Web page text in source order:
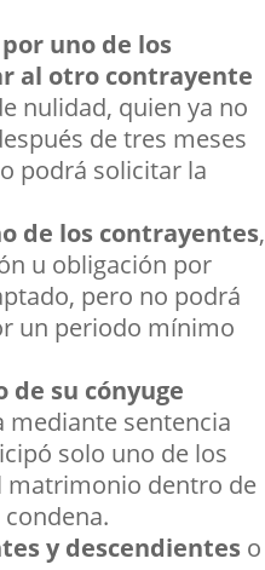
uno de los
al otro contrayente
nulidad, quien ya no
de tres meses
podrá solicitar la
de los contrayentes,
u obligación por
pero no podrá
un periodo mínimo
su cónyuge
mediante sentencia
solo uno de los
matrimonio dentro de
y descendientes o